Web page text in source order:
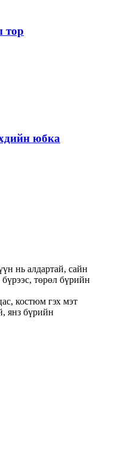
тор
юбка
нь алдартай, сайн
төрөл бүрийн
костюм гэх мэт
янз бүрийн